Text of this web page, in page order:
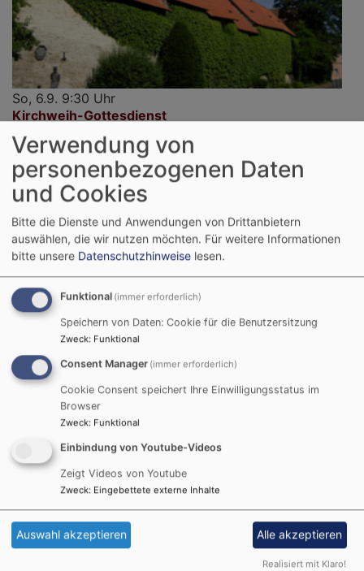
So, 6.9. 9:30 Uhr
Kirchweih-Gottesdienst
Gochsheim Evang.-Luth. Kirche St. Michael Gochsheim
So, 13.9. 9:30 Uhr
Nachkirchweih-Gottesdienst
Gochsheim
Verwendung von
personenbezogenen Daten
und Cookies
Bitte die Dienste und Anwendungen von Drittanbietern
auswählen, die wir nutzen möchten. Für weitere Informationen
bitte unsere Datenschutzhinweise lesen.
Funktional (immer erforderlich)
Speichern von Daten: Cookie für die Benutzersitzung
Zweck: Funktional
Consent Manager (immer erforderlich)
Cookie Consent speichert Ihre Einwilligungsstatus im
Browser
Zweck: Funktional
Einbindung von Youtube-Videos
Zeigt Videos von Youtube
Zweck: Eingebettete externe Inhalte
Auswahl akzeptieren Alle akzeptieren
Realisiert mit Klaro!